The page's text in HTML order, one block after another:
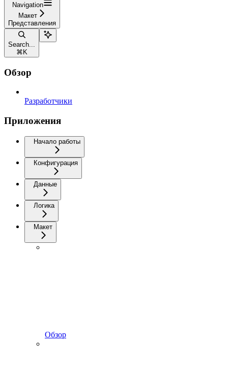
Navigation
Макет
Представления
Search...
⌘ K
Обзор
Разработчики
Приложения
Начало работы
Конфигурация
Данные
Логика
Макет
Обзор